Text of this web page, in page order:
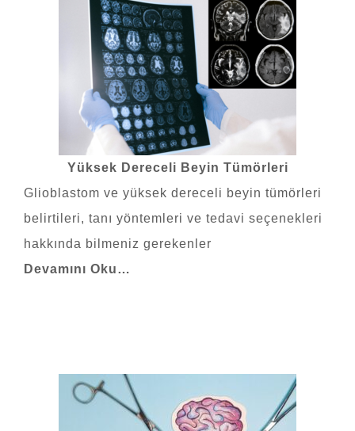
Yüksek Dereceli Beyin Tümörleri
Glioblastom ve yüksek dereceli beyin tümörleri
belirtileri, tanı yöntemleri ve tedavi seçenekleri
hakkında bilmeniz gerekenler
Devamını Oku…